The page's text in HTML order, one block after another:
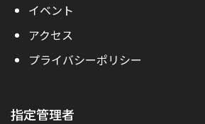
イベント
アクセス
プライバシーポリシー
指定管理者